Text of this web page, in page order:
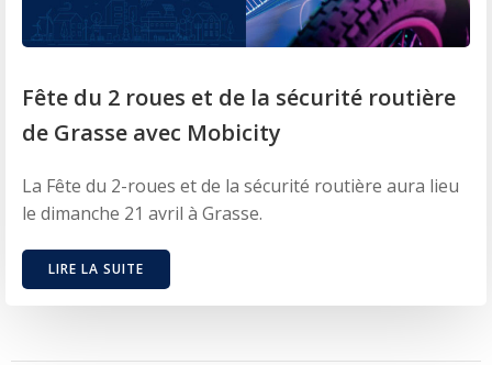
Fête du 2 roues et de la sécurité routière
de Grasse avec Mobicity
La Fête du 2-roues et de la sécurité routière aura lieu
le dimanche 21 avril à Grasse.
LIRE LA SUITE